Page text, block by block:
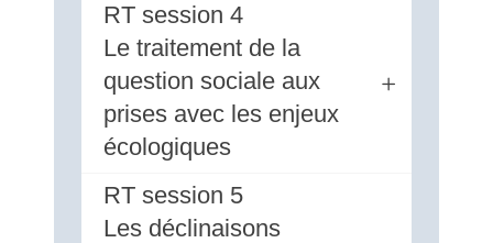
RT session 4
Le traitement de la
question sociale aux
prises avec les enjeux
écologiques
RT session 5
Les déclinaisons